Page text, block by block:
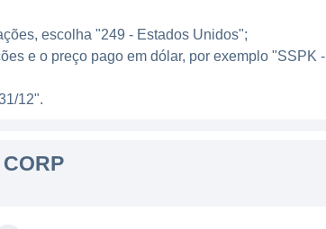
escolha "249 - Estados Unidos";
e o preço pago em dólar, por exemplo "SSPK -
12".